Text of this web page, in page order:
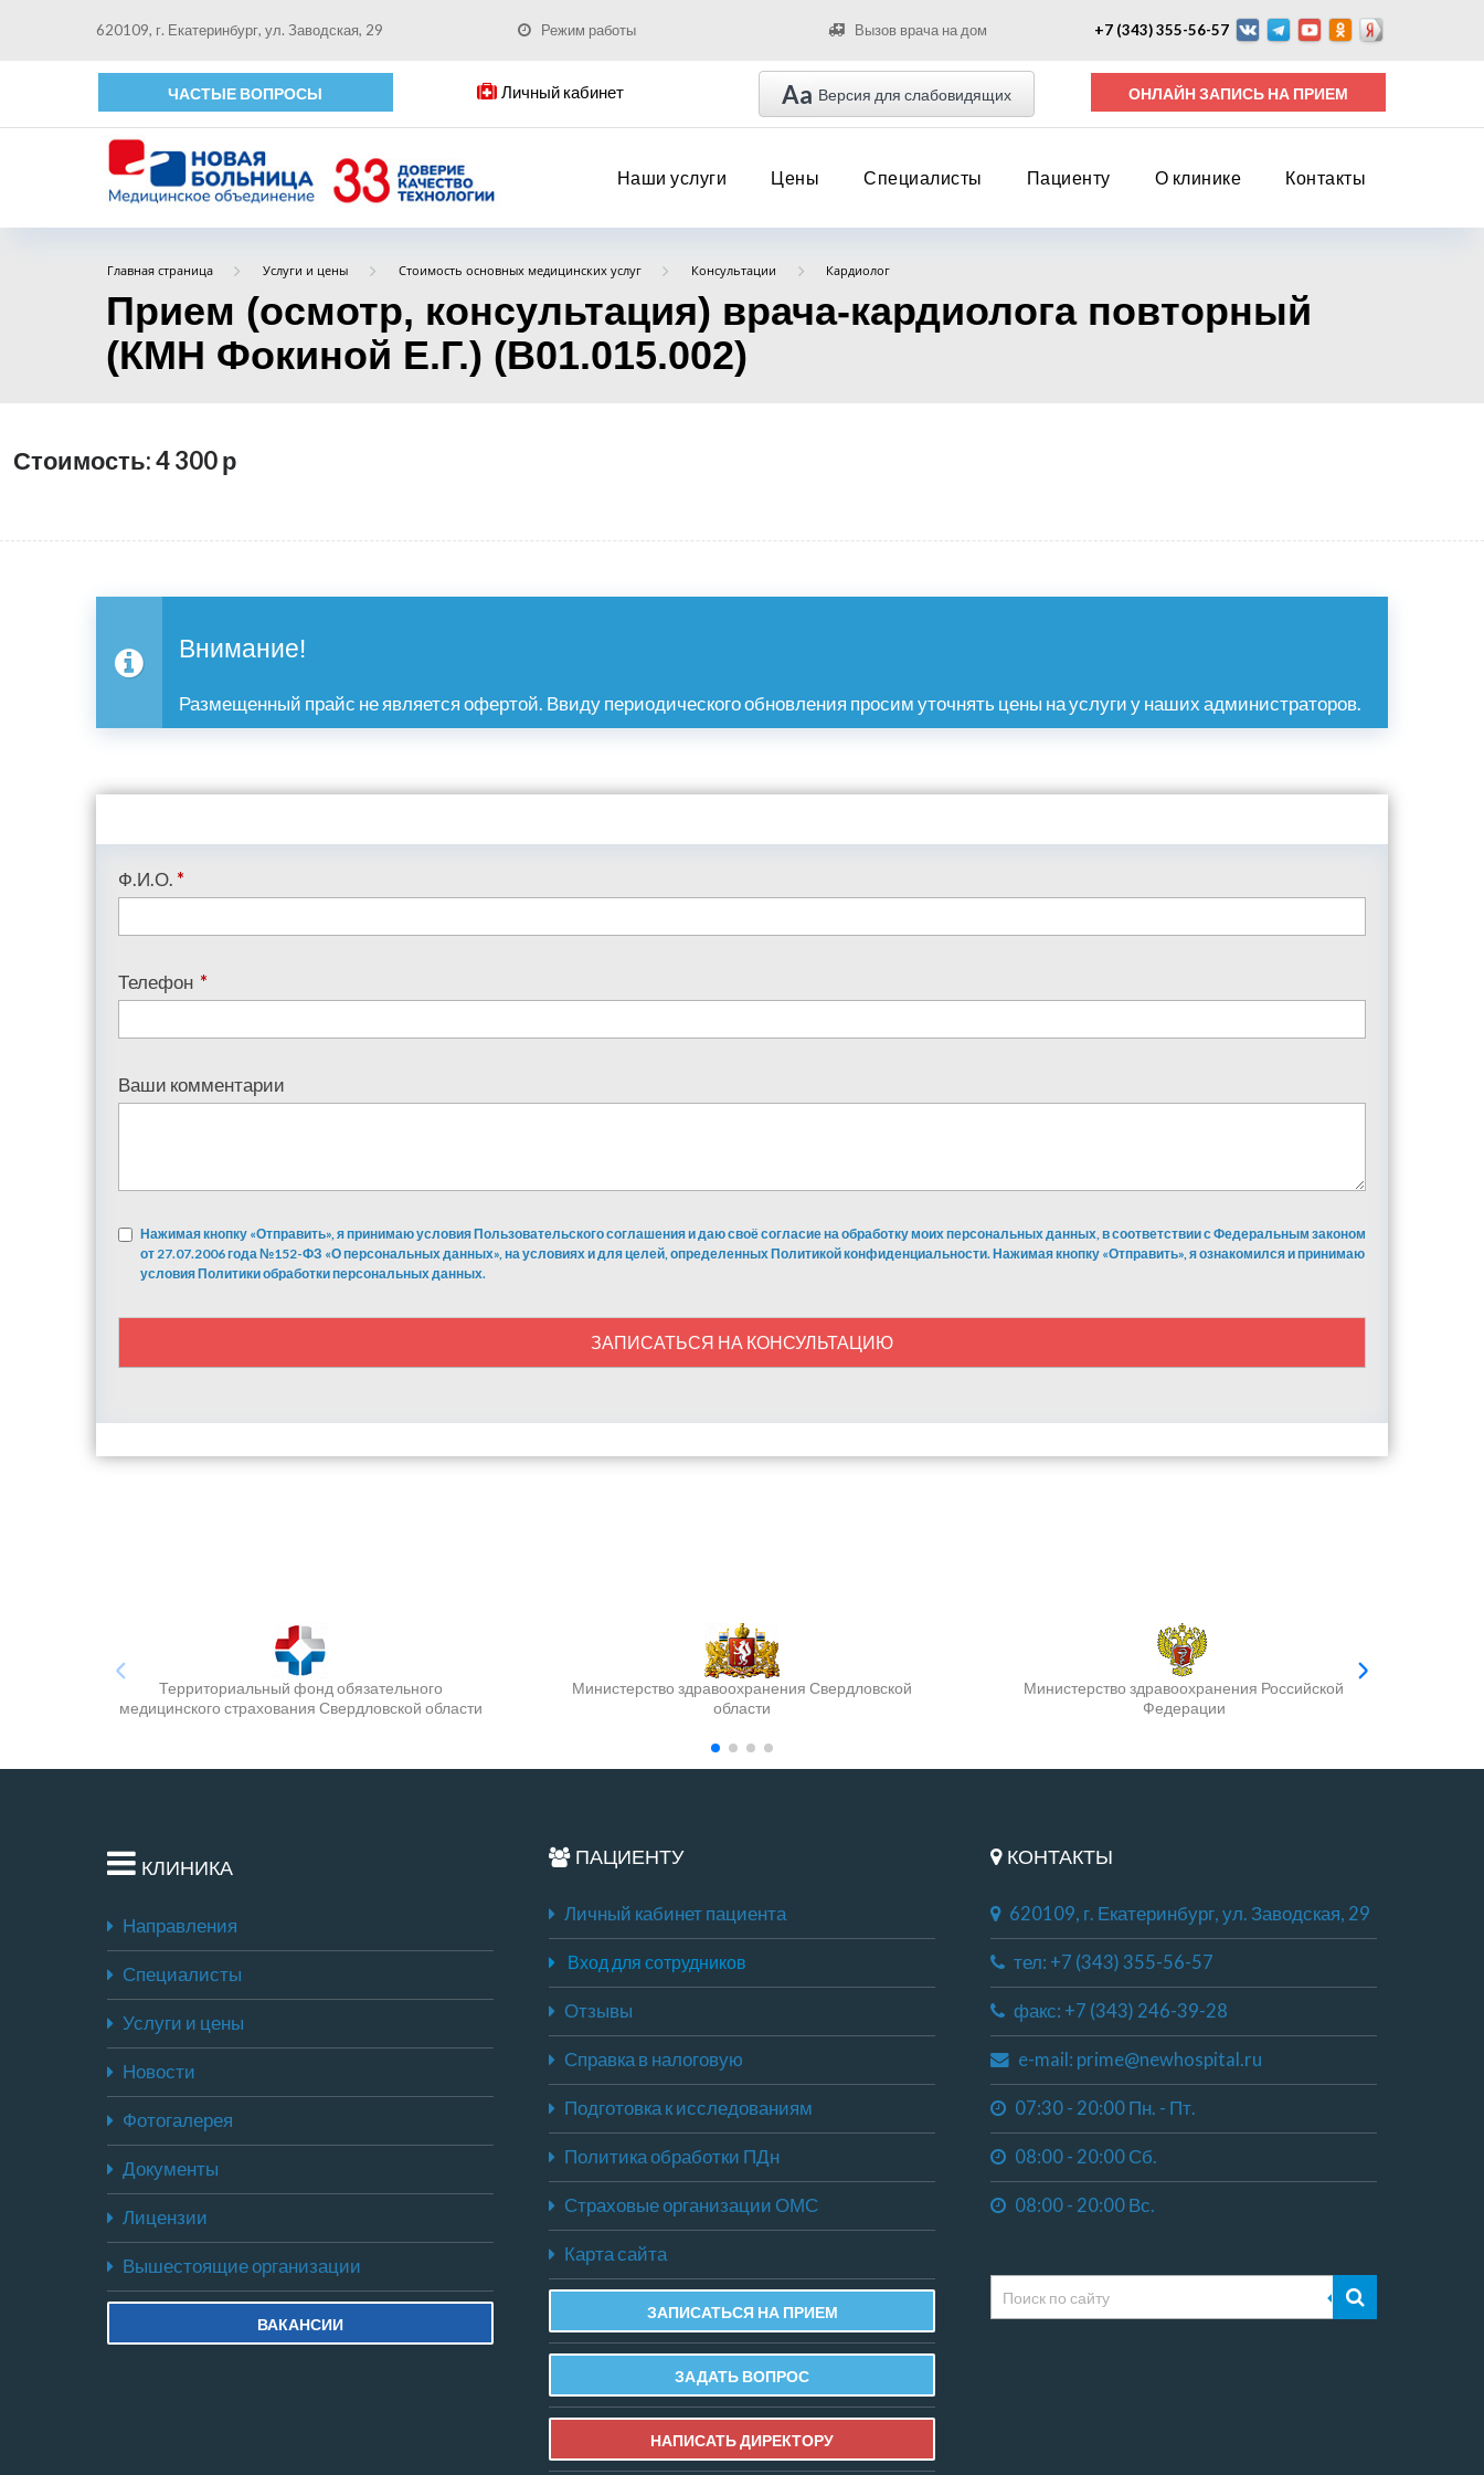
620109, г. Екатеринбург, ул. Заводская, 29 Режим работы Вызов врача на дом +7 (343) 355-56-57
ЧАСТЫЕ ВОПРОСЫ Личный кабинет Aa Версия для слабовидящих ОНЛАЙН ЗАПИСЬ НА ПРИЕМ
Наши услуги Цены Специалисты Пациенту О клинике Контакты
Главная страница Услуги и цены Стоимость основных медицинских услуг Консультации Кардиолог
Прием (осмотр, консультация) врача-кардиолога повторный
(КМН Фокиной Е.Г.) (B01.015.002)
Стоимость: 4 300р
Внимание!
Размещенный прайс не является офертой. Ввиду периодического обновления просим уточнять цены на услуги у наших администраторов.
Ф.И.О. *
Телефон *
Ваши комментарии
Нажимая кнопку «Отправить», я принимаю условия Пользовательского соглашения и даю своё согласие на обработку моих персональных данных, в соответствии с Федеральным законом
от 27.07.2006 года №152-ФЗ «О персональных данных», на условиях и для целей, определенных Политикой конфиденциальности. Нажимая кнопку «Отправить», я ознакомился и принимаю
условия Политики обработки персональных данных.
ЗАПИСАТЬСЯ НА КОНСУЛЬТАЦИЮ
Территориальный фонд обязательного
медицинского страхования Свердловской области
Министерство здравоохранения Свердловской
области
Министерство здравоохранения Российской
Федерации
КЛИНИКА
Направления
Специалисты
Услуги и цены
Новости
Фотогалерея
Документы
Лицензии
Вышестоящие организации
ВАКАНСИИ
ПАЦИЕНТУ
Личный кабинет пациента
Вход для сотрудников
Отзывы
Справка в налоговую
Подготовка к исследованиям
Политика обработки ПДн
Страховые организации ОМС
Карта сайта
ЗАПИСАТЬСЯ НА ПРИЕМ
ЗАДАТЬ ВОПРОС
НАПИСАТЬ ДИРЕКТОРУ
КОНТАКТЫ
620109, г. Екатеринбург, ул. Заводская, 29
тел: +7 (343) 355-56-57
факс: +7 (343) 246-39-28
e-mail: prime@newhospital.ru
07:30 - 20:00 Пн. - Пт.
08:00 - 20:00 Сб.
08:00 - 20:00 Вс.